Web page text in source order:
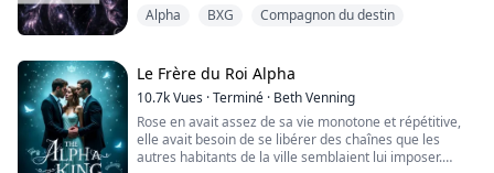
né, puis élevée au sein d’une meute qui la considérait
d’accouplement fasse voler sa vie en éclats.
Avec des ennemis prêts à vendre des vies, et un passé
lié au trône, Seren devra s’élever… ou mourir.
Une romance sombre de loups-garous, faite de
Alpha BXG Compagnon du destin
Le Frère du Roi Alpha
10.7kVues ·Terminé · Beth Venning
Rose en avait assez de sa vie monotone et répétitive,
elle avait besoin de se libérer des chaînes que les
autres habitants de la ville semblaient lui imposer.